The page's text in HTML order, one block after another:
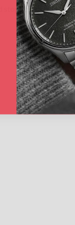
stopur og 100